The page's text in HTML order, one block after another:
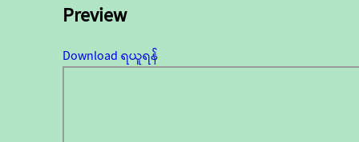
Preview
Download ရယူရန်